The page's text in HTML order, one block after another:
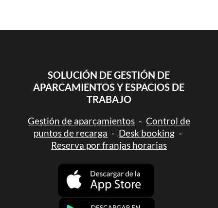
SOLUCIÓN DE GESTIÓN DE
APARCAMIENTOS Y ESPACIOS DE
TRABAJO
Gestión de aparcamientos- Control de
puntos de recarga - Desk booking -
Reserva por franjas horarias